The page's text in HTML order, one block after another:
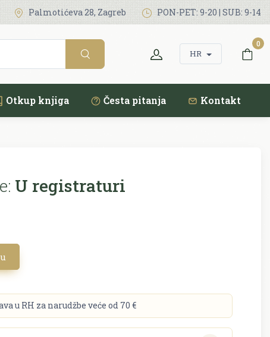
Palmotićeva 28, Zagreb PON-PET: 9-20 | SUB: 9-14
HR
0
Otkup knjiga Česta pitanja Kontakt
U registraturi
u RH za narudžbe veće od 70 €